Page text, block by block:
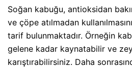
Soğan kabuğu, antioksidan
ve çöpe atılmadan
tarif bulunmaktadır. Örneğin
gelene kadar kaynatabilir ve
karıştırabilirsiniz. Daha